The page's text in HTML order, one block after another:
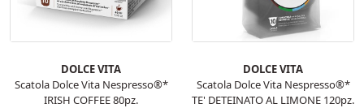
DOLCE VITA
Scatola Dolce Vita Nespresso®*
IRISH COFFEE 80pz.
DOLCE VITA
Scatola Dolce Vita Nespresso®*
TE' DETEINATO AL LIMONE 120pz.